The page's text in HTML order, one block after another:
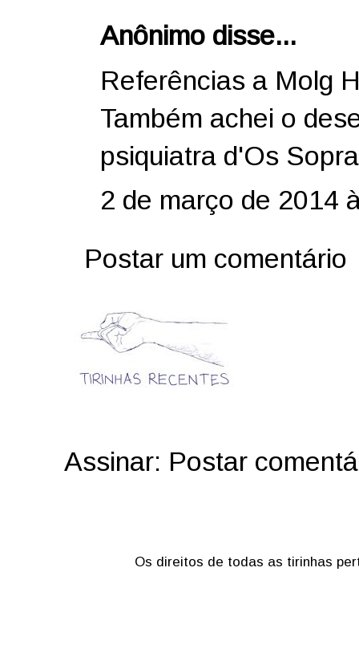
Anônimo disse...
Referências a Molg
Também achei o
psiquiatra d'Os
2 de março de 2014
Postar um comentário
Assinar: Postar
Os direitos de todas as tirinhas